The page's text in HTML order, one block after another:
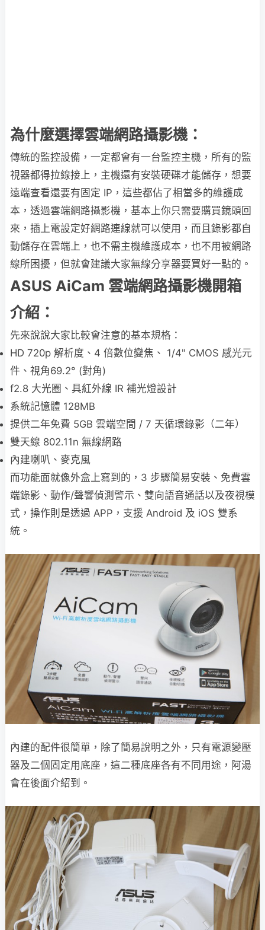
為什麼選擇雲端網路攝影機：
傳統的監控設備，一定都會有一台監控主機，所有的監
視器都得拉線接上，主機還有安裝硬碟才能儲存，想要
遠端查看還要有固定 IP，這些都佔了相當多的維護成
本，透過雲端網路攝影機，基本上你只需要購買鏡頭回
來，插上電設定好網路連線就可以使用，而且錄影都自
動儲存在雲端上，也不需主機維護成本，也不用被網路
線所困擾，但就會建議大家無線分享器要買好一點的。
ASUS AiCam 雲端網路攝影機開箱
介紹：
先來說說大家比較會注意的基本規格：
HD 720p 解析度、4 倍數位變焦、 1/4" CMOS 感光元
件、視角69.2° (對角)
f2.8 大光圈、具紅外線 IR 補光燈設計
系統記憶體 128MB
提供二年免費 5GB 雲端空間 / 7 天循環錄影（二年）
雙天線 802.11n 無線網路
內建喇叭、麥克風
而功能面就像外盒上寫到的，3 步驟簡易安裝、免費雲
端錄影、動作/聲響偵測警示、雙向語音通話以及夜視模
式，操作則是透過 APP，支援 Android 及 iOS 雙系
統。
內建的配件很簡單，除了簡易說明之外，只有電源變壓
器及二個固定用底座，這二種底座各有不同用途，阿湯
會在後面介紹到。